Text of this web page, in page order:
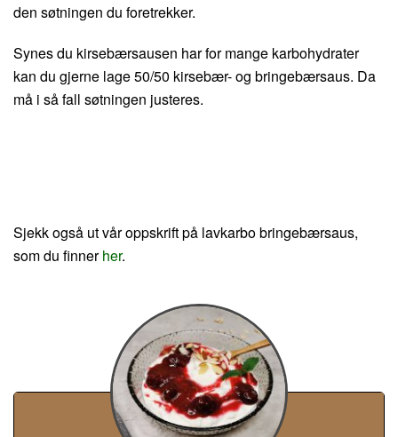
den søtningen du foretrekker.
Synes du kirsebærsausen har for mange karbohydrater
kan du gjerne lage 50/50 kirsebær- og bringebærsaus. Da
må i så fall søtningen justeres.
Sjekk også ut vår oppskrift på lavkarbo bringebærsaus,
som du finnerher.